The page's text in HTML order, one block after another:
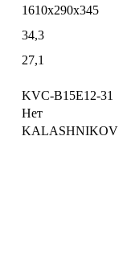
1610х290х345
34,3
27,1
KVС-B15E12-31
Нет
KALASHNIKOV